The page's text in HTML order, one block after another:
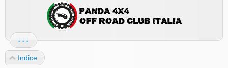
↓↓↓
Indice